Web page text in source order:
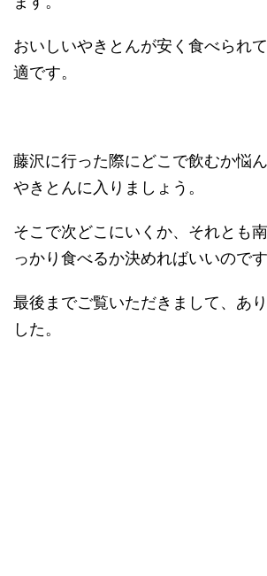
おいしいやきとんが安く食べられ
適です。
藤沢に行った際にどこで飲むか悩
やきとんに入りましょう。
そこで次どこにいくか、それとも
っかり食べるか決めればいいのです
最後までご覧いただきまして、あ
した。